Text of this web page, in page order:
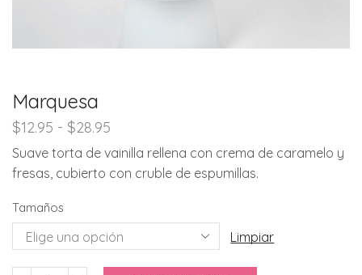
Marquesa
$12.95 - $28.95
precios:
desde
$28.95
Suave torta de vainilla rellena con crema de caramelo y
fresas, cubierto con cruble de espumillas.
Tamaños
Limpiar